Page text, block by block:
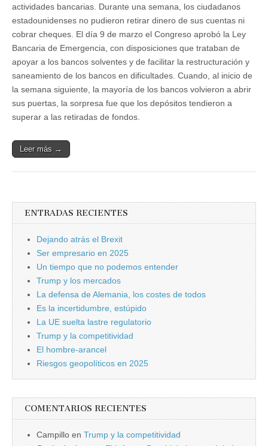
actividades bancarias. Durante una semana, los ciudadanos
estadounidenses no pudieron retirar dinero de sus cuentas ni
cobrar cheques. El día 9 de marzo el Congreso aprobó la Ley
Bancaria de Emergencia, con disposiciones que trataban de
apoyar a los bancos solventes y de facilitar la restructuración y
saneamiento de los bancos en dificultades. Cuando, al inicio de
la semana siguiente, la mayoría de los bancos volvieron a abrir
sus puertas, la sorpresa fue que los depósitos tendieron a
superar a las retiradas de fondos.
Leer más →
ENTRADAS RECIENTES
Dejando atrás el Brexit
Ser empresario en 2025
Un tiempo que no podemos entender
Trump y los mercados
La defensa de Alemania, los costes de todos
Es la incertidumbre, estúpido
La UE suelta lastre regulatorio
Trump y la competitividad
El hombre-arancel
Riesgos geopolíticos en 2025
COMENTARIOS RECIENTES
Campillo en Trump y la competitividad